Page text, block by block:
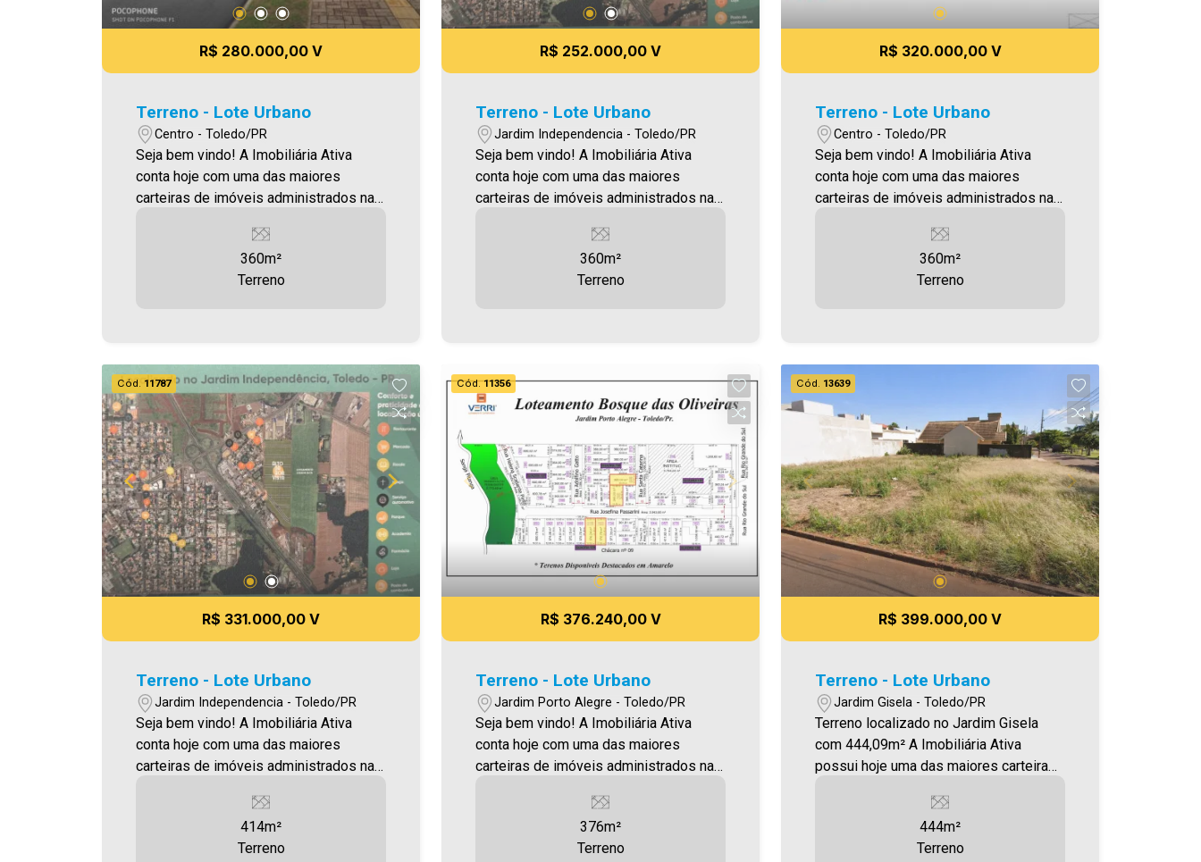
R$ 280.000,00 V
Terreno - Lote Urbano
Centro - Toledo/PR
Seja bem vindo! A Imobiliária Ativa
conta hoje com uma das maiores
carteiras de imóveis administrados na
venda. Confira mais uma de nossas
com 360,00m² Por R$280.000,00
360m²
Terreno
R$ 252.000,00 V
Terreno - Lote Urbano
Jardim Independencia - Toledo/PR
Seja bem vindo! A Imobiliária Ativa
conta hoje com uma das maiores
carteiras de imóveis administrados na
venda. Confira mais uma de nossas
Independência , com 360,00m²
360m²
Terreno
R$ 320.000,00 V
Terreno - Lote Urbano
Centro - Toledo/PR
Seja bem vindo! A Imobiliária Ativa
conta hoje com uma das maiores
carteiras de imóveis administrados na
venda. Confira mais uma de nossas
localização com 360,00m² Aproveite
360m²
Terreno
Cód. 11787
R$ 331.000,00 V
Terreno - Lote Urbano
Jardim Independencia - Toledo/PR
Seja bem vindo! A Imobiliária Ativa
conta hoje com uma das maiores
carteiras de imóveis administrados na
venda. Confira mais uma de nossas
Independência , com 413,56m²
414m²
Terreno
Cód.11356
R$ 376.240,00 V
Terreno - Lote Urbano
Jardim Porto Alegre - Toledo/PR
Seja bem vindo! A Imobiliária Ativa
conta hoje com uma das maiores
carteiras de imóveis administrados na
venda. Confira mais uma de nossas
Porto Alegre, com 376,24m² -
376m²
Terreno
Cód. 13639
R$ 399.000,00 V
Terreno - Lote Urbano
Jardim Gisela - Toledo/PR
Terreno localizado no Jardim Gisela
com 444,09m² A Imobiliária Ativa
possui hoje uma das maiores carteiras
atuando com excelência tanto na
locação quanto na venda. Aproveite
essa oportunidade, agende uma visita!
444m²
Terreno